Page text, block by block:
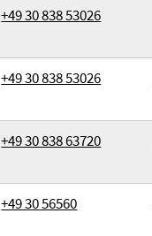
+49 30 838 53026
+49 30 838 53026
+49 30 838 63720
+49 30 56560